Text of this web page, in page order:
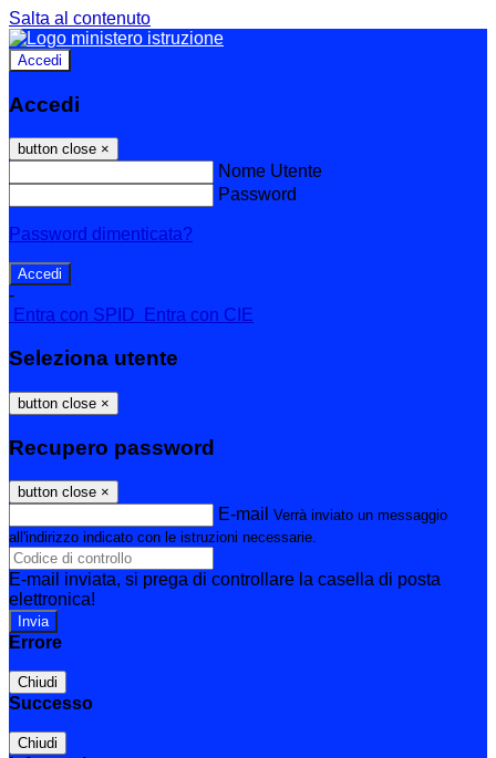
Salta al contenuto
Accedi
Accedi
button close ×
Nome Utente
Password
Password dimenticata?
-
Entra con SPID
Entra con CIE
Seleziona utente
button close ×
Recupero password
button close ×
E-mail Verrà inviato un messaggio
all'indirizzo indicato con le istruzioni necessarie.
E-mail inviata, si prega di controllare la casella di posta
elettronica!
Errore
Chiudi
Successo
Chiudi